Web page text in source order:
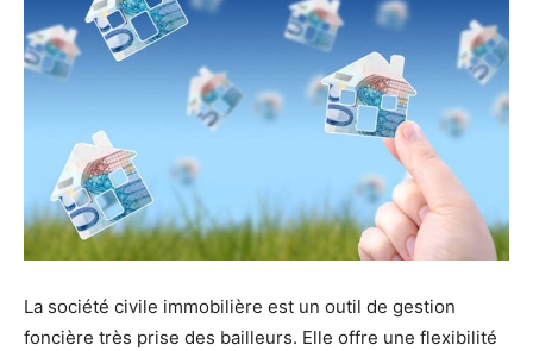
La société civile immobilière est un outil de gestion
foncière très prise des bailleurs. Elle offre une flexibilité